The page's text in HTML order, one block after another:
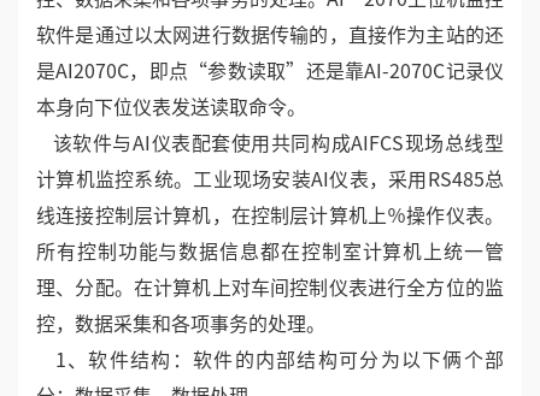
AI-2070C/2010C总线式无纸记录仪构成数据同步系
统。组态软件采用下位机、上位机二层结构体系，所有
的控制信息与数据信息都在其上位机上统一管理、分
配。在上位机上，可对工业现场连接的所有仪表进行监
控、数据采集和各项事务的处理。AI－2070上位机监控
软件是通过以太网进行数据传输的，直接作为主站的还
是AI2070C，即点“参数读取”还是靠AI-2070C记录仪
本身向下位仪表发送读取命令。
该软件与AI仪表配套使用共同构成AIFCS现场总线型
计算机监控系统。工业现场安装AI仪表，采用RS485总
线连接控制层计算机，在控制层计算机上％操作仪表。